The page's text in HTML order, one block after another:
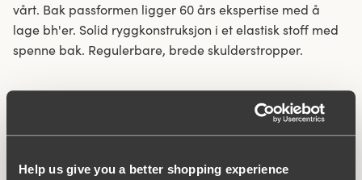
Help us give you a better shopping experience
vårt. Bak passformen ligger 60 års ekspertise med å
lage bh'er. Solid ryggkonstruksjon i et elastisk stoff med
spenne bak. Regulerbare, brede skulderstropper.
Bøyler og fôrede cuper støtter og løfter meget godt.
Solid ryggkonstruksjon holder bysten på plass.
Regulerbare, brede skulderbånd.